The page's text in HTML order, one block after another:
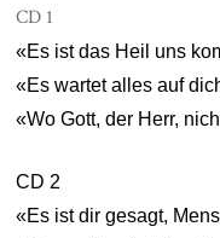
CD 1
«Es ist das Heil uns
«Es wartet alles auf
«Wo Gott, der Herr,
CD 2
«Es ist dir gesagt,